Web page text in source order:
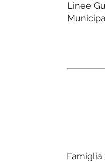
Linee
Famiglia